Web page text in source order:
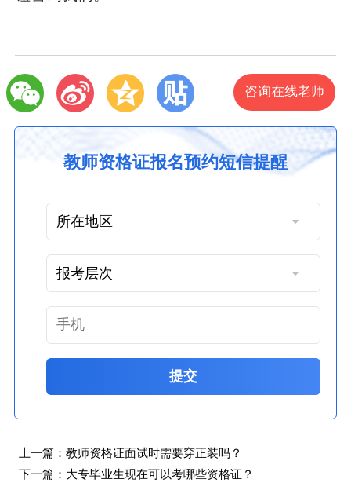
咨询在线老师
教师资格证报名预约短信提醒
提交
上一篇： 教师资格证面试时需要穿正装吗？
下一篇： 大专毕业生现在可以考哪些资格证？